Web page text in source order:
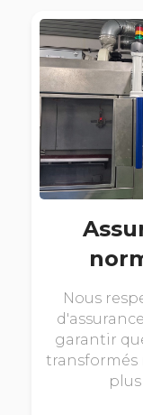
Nous
garantir
transformés